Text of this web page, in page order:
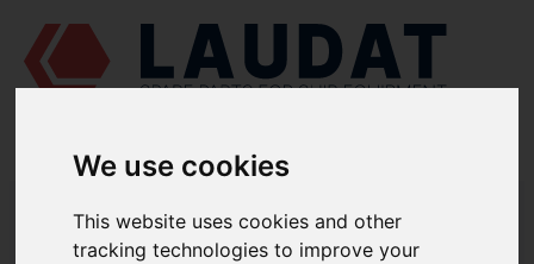
We use cookies
This website uses cookies and other
tracking technologies to improve your
SEGMENTO DE COMPRESIÓN 51124328